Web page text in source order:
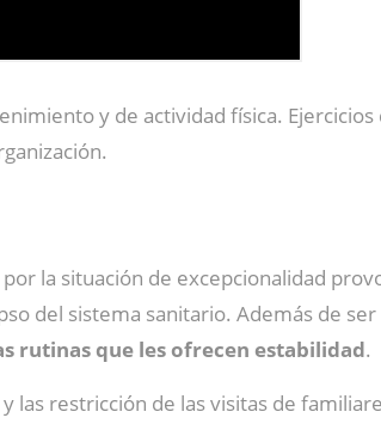
y de actividad física.
la situación de excepcionalidad
del sistema sanitario. Además de
rutinas que les ofrecen estabilidad.
las restricción de las visitas de